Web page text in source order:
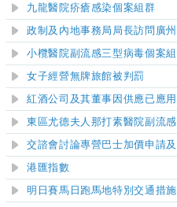
九龍醫院疥瘡感染個案組群
政制及內地事務局局長訪問廣州
小欖醫院副流感三型病毒個案
女子經營無牌旅館被判罰
紅酒公司及其董事因供應已應
東區尤德夫人那打素醫院副流
交諮會討論專營巴士加價申請
港匯指數
明日賽馬日跑馬地特別交通措施